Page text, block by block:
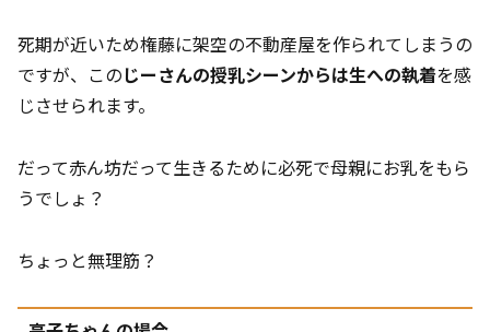
死期が近いため権藤に架空の不動産屋を作られてしまうの
ですが、このじーさんの授乳シーンからは生への執着を感
じさせられます。
だって赤ん坊だって生きるために必死で母親にお乳をもら
うでしょ？
ちょっと無理筋？